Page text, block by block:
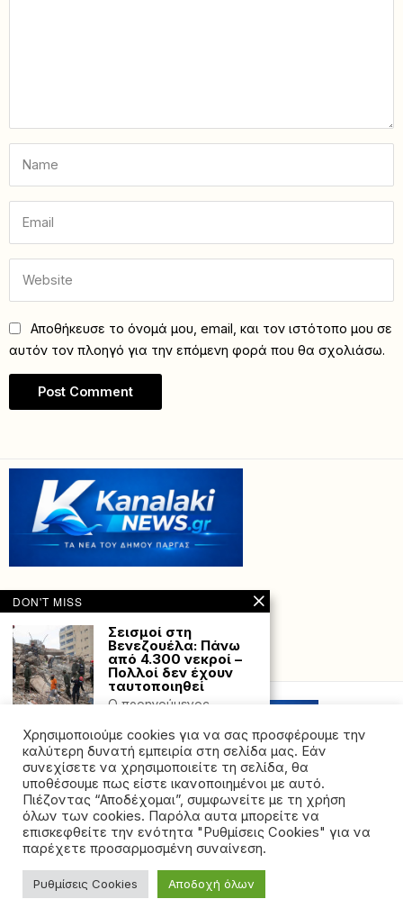
Αποθήκευσε το όνομά μου, email, και τον ιστότοπο μου σε
αυτόν τον πλοηγό για την επόμενη φορά που θα σχολιάσω.
Powered with by Hostville”)
©2026 - All rights reserved. Απαγορεύεται ρητά η
αναδημοσίευση χωρίς προηγούμενη έγγραφη άδεια
Χρησιμοποιούμε cookies για να σας προσφέρουμε την
καλύτερη δυνατή εμπειρία στη σελίδα μας. Εάν
συνεχίσετε να χρησιμοποιείτε τη σελίδα, θα
υποθέσουμε πως είστε ικανοποιημένοι με αυτό.
Πιέζοντας “Αποδέχομαι”, συμφωνείτε με τη χρήση
όλων των cookies. Παρόλα αυτα μπορείτε να
επισκεφθείτε την ενότητα "Ρυθμίσεις Cookies" για να
παρέχετε προσαρμοσμένη συναίνεση.
Ρυθμίσεις Cookies Αποδοχή όλων
DON'T MISS
Σεισμοί στη
Βενεζουέλα: Πάνω
από 4.300 νεκροί –
Πολλοί δεν έχουν
ταυτοποιηθεί
Ο προηγούμενος
χθεσινή ημερομηνία,
ήταν 4.118 νεκροί. Ο
Γυναικοκτονία στην
Καλαμάτα: Φώναζε
για «βοήθεια» η
39χρονη
Το θύμα έφερε
τραύματα και στην
γυναικοκτονία- μιας